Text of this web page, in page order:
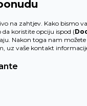
na zahtjev. Kako bismo
koristite opciju ispod (
Nakon toga nam
uz vaše kontakt